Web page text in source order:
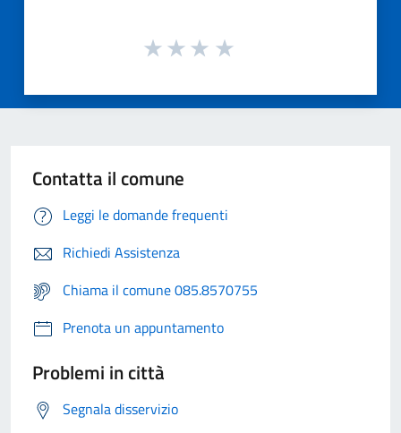
Contatta il comune
Leggi le domande frequenti
Richiedi Assistenza
Chiama il comune 085.8570755
Prenota un appuntamento
Problemi in città
Segnala disservizio